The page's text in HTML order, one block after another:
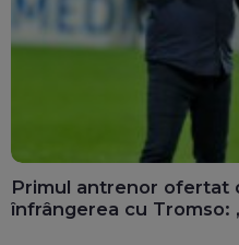
Primul antrenor ofertat
înfrângerea cu Tromso: